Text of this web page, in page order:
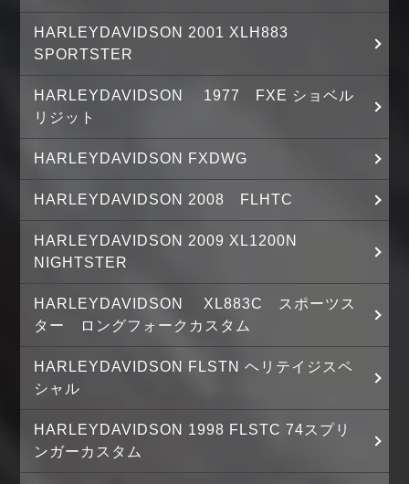
HARLEYDAVIDSON 2001 XLH883
SPORTSTER
HARLEYDAVIDSON 1977 FXE ショベル
リジット
HARLEYDAVIDSON FXDWG
HARLEYDAVIDSON 2008 FLHTC
HARLEYDAVIDSON 2009 XL1200N
NIGHTSTER
HARLEYDAVIDSON XL883C スポーツス
ター ロングフォークカスタム
HARLEYDAVIDSON FLSTN ヘリテイジスペ
シャル
HARLEYDAVIDSON 1998 FLSTC 74スプリ
ンガーカスタム